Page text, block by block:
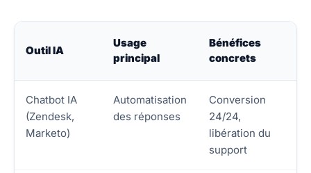
Outil IA
Usage
principal
Bénéfices
concrets
Chatbot IA
(Zendesk,
Marketo)
Automatisation
des réponses
Conversion
24/24,
libération du
support